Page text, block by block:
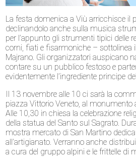
La festa domenica a Viù arricchisce il
declinandolo anche sulla musica
per l’appunto gli strumenti tipici delle
corni, fiati e fisarmoniche – sottolinea
Majrano. Gli organizzatori auspicano
contare su un pubblico festoso e
evidentemente l’ingrediente principe
Il 13 novembre alle 10 ci sarà la
piazza Vittorio Veneto, al monumento
Alle 10,30 in chiesa la celebrazione
della statua del Santo sul Sagrato.
mostra mercato di San Martino
all’artigianato. Verranno anche
a cura del gruppo alpini e le frittelle di